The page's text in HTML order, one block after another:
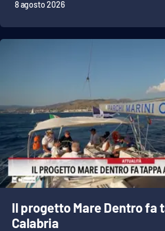
LA
CALABRIAVISIONE
Destinazioni
Food
8 agosto 2026
Il progetto Mare Dentro fa
Calabria